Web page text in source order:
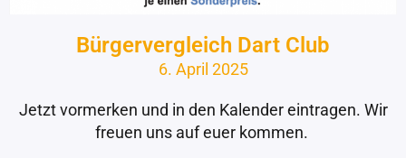
Bürgervergleich Dart Club
6. April 2025
Jetzt vormerken und in den Kalender eintragen. Wir
freuen uns auf euer kommen.